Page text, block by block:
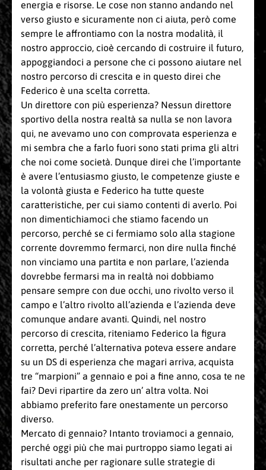
energia e risorse. Le cose non stanno andando nel
verso giusto e sicuramente non ci aiuta, però come
sempre le affrontiamo con la nostra modalità, il
nostro approccio, cioè cercando di costruire il futuro,
appoggiandoci a persone che ci possono aiutare nel
nostro percorso di crescita e in questo direi che
Federico è una scelta corretta.
Un direttore con più esperienza? Nessun direttore
sportivo della nostra realtà sa nulla se non lavora
qui, ne avevamo uno con comprovata esperienza e
mi sembra che a farlo fuori sono stati prima gli altri
che noi come società. Dunque direi che l’importante
è avere l’entusiasmo giusto, le competenze giuste e
la volontà giusta e Federico ha tutte queste
caratteristiche, per cui siamo contenti di averlo. Poi
non dimentichiamoci che stiamo facendo un
percorso, perché se ci fermiamo solo alla stagione
corrente dovremmo fermarci, non dire nulla finché
non vinciamo una partita e non parlare, l’azienda
dovrebbe fermarsi ma in realtà noi dobbiamo
pensare sempre con due occhi, uno rivolto verso il
campo e l’altro rivolto all’azienda e l’azienda deve
comunque andare avanti. Quindi, nel nostro
percorso di crescita, riteniamo Federico la figura
corretta, perché l’alternativa poteva essere andare
su un DS di esperienza che magari arriva, acquista
tre “marpioni” a gennaio e poi a fine anno, cosa te ne
fai? Devi ripartire da zero un’ altra volta. Noi
abbiamo preferito fare onestamente un percorso
diverso.
Mercato di gennaio? Intanto troviamoci a gennaio,
perché oggi più che mai purtroppo siamo legati ai
risultati anche per ragionare sulle strategie di